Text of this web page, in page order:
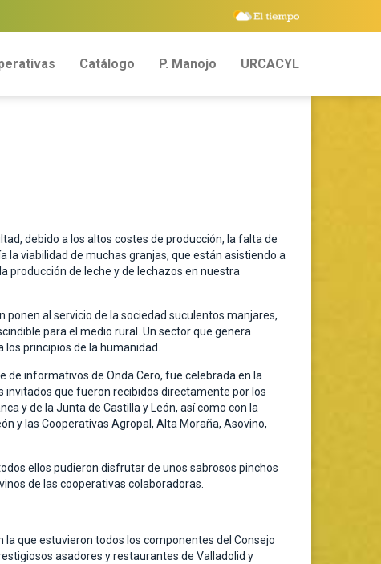
Catálogo P. Manojo URCACYL
debido a los altos costes de producción, la falta de
viabilidad de muchas granjas, que están asistiendo a
producción de leche y de lechazos en nuestra
al servicio de la sociedad suculentos manjares,
para el medio rural. Un sector que genera
principios de la humanidad.
de informativos de Onda Cero, fue celebrada en la
invitados que fueron recibidos directamente por los
y de la Junta de Castilla y León, así como con la
y las Cooperativas Agropal, Alta Moraña, Asovino,
ellos pudieron disfrutar de unos sabrosos pinchos
de las cooperativas colaboradoras.
que estuvieron todos los componentes del Consejo
asadores y restaurantes de Valladolid y